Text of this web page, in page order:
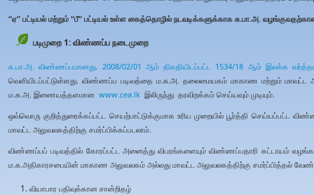
“ஏ” பட்டியல் மற்றும் “பீ” பட்டியல் உள்ள கைத்தொழில் நடவடிக்களுக்காக சு.பா.அ.
படிமுறை 1: விண்ணப்ப நடைமுறை
சு.பா.அ. விண்ணப்பமானது, 2008/02/01 ஆம் திகதியிடப்பட்ட 1534/18 ஆம் இலக்க
வெளியிடப்பட்டுள்ளது. விண்ணப்ப படிவத்தை ம.சு.அ. தலைமையகம் மாகாண மற்றும் மாவட்ட
ம.சு.அ. இணையத்தளமான www.cea.lk இலிருந்து தரவிறக்கம் செய்யவும் முடியும்.
ஒவ்வொரு குறித்துரைக்கப்பட்ட செயற்பாட்டுக்குமாக உரிய முறையில் பூர்த்தி செய்யப்பட்ட
மாவட்ட அலுவலகத்திற்கு சமர்ப்பிக்கப்படலாம்.
விண்ணப்பப் படிவத்தில் கோரப்பட்ட அனைத்து விபரங்களையும் விண்ணப்பதாரி கட்டாயம்
ம.சு.அதிகாரசபையின் மாகாண அலுவலகம் அல்லது மாவட்ட அலுவலகத்திற்கு சமர்ப்பித்தல்
வியாபார பதிவுக்கான சான்றிதழ்